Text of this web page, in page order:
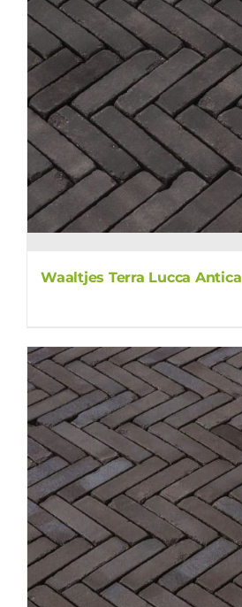
Waaltjes Terra Lucca Antica